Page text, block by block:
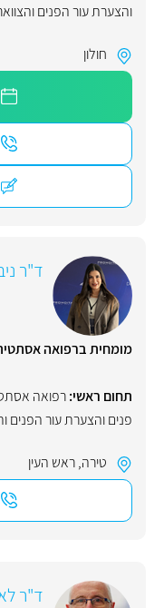
והצערת עור הפנים
חולון
ד"ר
מומחית ברפואה
תחום ראשי:רפואה
פנים והצערת עור הפנים
טירה,ראש העין
ד"ר